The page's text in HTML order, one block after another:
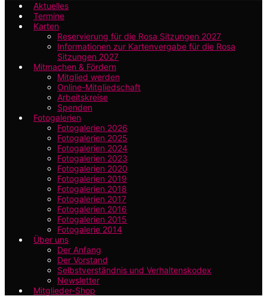
Aktuelles
Termine
Karten
Reservierung für die Rosa Sitzungen 2027
Informationen zur Kartenvergabe für die Rosa
Sitzungen 2027
Mitmachen & Fördern
Mitglied werden
Online-Mitgliedschaft
Arbeitskreise
Spenden
Fotogalerien
Fotogalerien 2026
Fotogalerien 2025
Fotogalerien 2024
Fotogalerien 2023
Fotogalerien 2020
Fotogalerien 2019
Fotogalerien 2018
Fotogalerien 2017
Fotogalerien 2016
Fotogalerien 2015
Fotogalerie 2014
Über uns
Der Anfang
Der Vorstand
Selbstverständnis und Verhaltenskodex
Newsletter
Mitglieder-Shop